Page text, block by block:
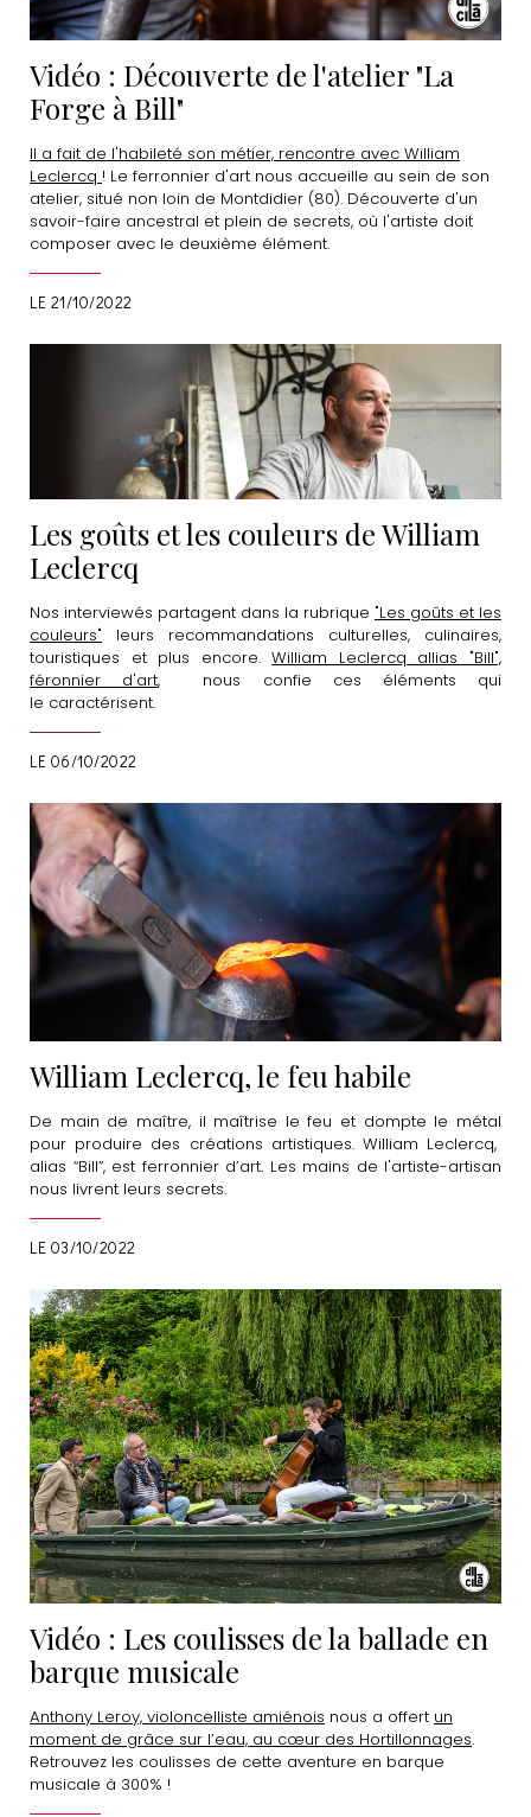
Vidéo : Découverte de l'atelier "La
Forge à Bill"
LE 21/10/2022
Il a fait de l'habileté son métier, rencontre avec William
Leclercq ! Le ferronnier d'art nous accueille au sein de son
atelier, situé non loin de Montdidier (80). Découverte d'un
savoir-faire ancestral et plein de secrets, où l'artiste doit
composer avec le deuxième élément.
Les goûts et les couleurs de William
Leclercq
LE 06/10/2022
Nos interviewés partagent dans la rubrique "Les goûts et les
couleurs" leurs recommandations culturelles, culinaires,
touristiques et plus encore.William Leclercq allias "Bill",
féronnier d'art, nous confie ces éléments qui
le caractérisent.
William Leclercq, le feu habile
LE 03/10/2022
De main de maître, il maîtrise le feu et dompte le métal
pour produire des créations artistiques. William Leclercq,
alias “Bill”, est ferronnier d’art. Les mains de l'artiste-artisan
nous livrent leurs secrets.
Vidéo : Les coulisses de la ballade en
barque musicale
Anthony Leroy, violoncelliste amiénois nous a offert un
moment de grâce sur l’eau, au cœur des Hortillonnages.
Retrouvez les coulisses de cette aventure en barque
musicale à 300% !